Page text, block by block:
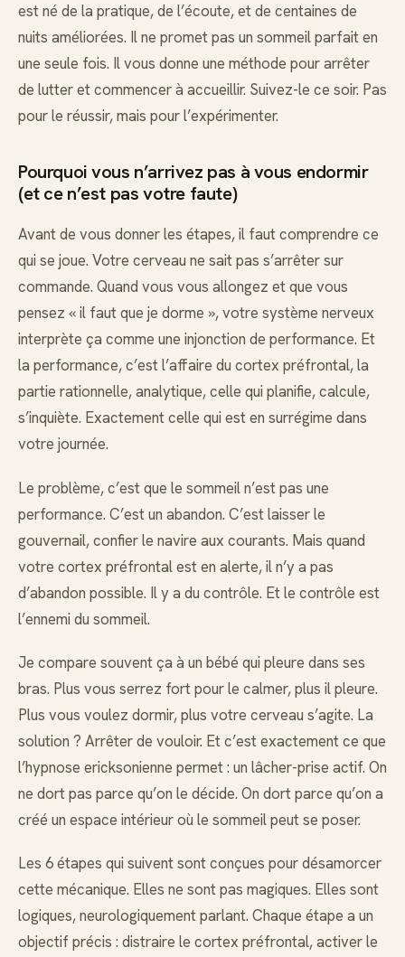
est né de la pratique, de l’écoute, et de centaines de
nuits améliorées. Il ne promet pas un sommeil parfait en
une seule fois. Il vous donne une méthode pour arrêter
de lutter et commencer à accueillir. Suivez-le ce soir. Pas
pour le réussir, mais pour l’expérimenter.
Pourquoi vous n’arrivez pas à vous endormir
(et ce n’est pas votre faute)
Avant de vous donner les étapes, il faut comprendre ce
qui se joue. Votre cerveau ne sait pas s’arrêter sur
commande. Quand vous vous allongez et que vous
pensez « il faut que je dorme », votre système nerveux
interprète ça comme une injonction de performance. Et
la performance, c’est l’affaire du cortex préfrontal, la
partie rationnelle, analytique, celle qui planifie, calcule,
s’inquiète. Exactement celle qui est en surrégime dans
votre journée.
Le problème, c’est que le sommeil n’est pas une
performance. C’est un abandon. C’est laisser le
gouvernail, confier le navire aux courants. Mais quand
votre cortex préfrontal est en alerte, il n’y a pas
d’abandon possible. Il y a du contrôle. Et le contrôle est
l’ennemi du sommeil.
Je compare souvent ça à un bébé qui pleure dans ses
bras. Plus vous serrez fort pour le calmer, plus il pleure.
Plus vous voulez dormir, plus votre cerveau s’agite. La
solution ? Arrêter de vouloir. Et c’est exactement ce que
l’hypnose ericksonienne permet : un lâcher-prise actif. On
ne dort pas parce qu’on le décide. On dort parce qu’on a
créé un espace intérieur où le sommeil peut se poser.
Les 6 étapes qui suivent sont conçues pour désamorcer
cette mécanique. Elles ne sont pas magiques. Elles sont
logiques, neurologiquement parlant. Chaque étape a un
objectif précis : distraire le cortex préfrontal, activer le